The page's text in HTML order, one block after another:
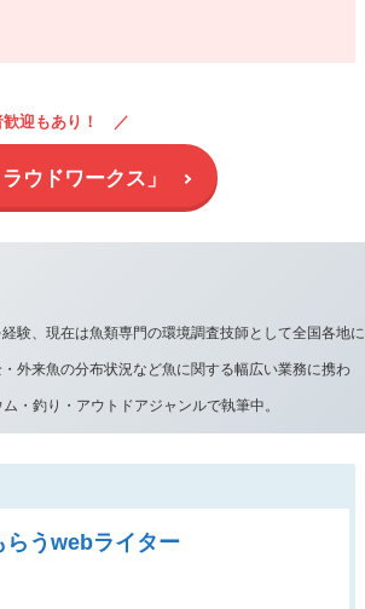
迎もあり！
ウドワークス」
験、現在は魚類専門の環境調査技師として全国各地に
外来魚の分布状況など魚に関する幅広い業務に携わ
・釣り・アウトドアジャンルで執筆中。
らうwebライター